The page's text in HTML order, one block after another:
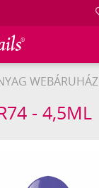
WEBÁRUHÁZ
- 4,5ML